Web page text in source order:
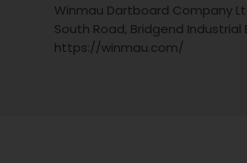
Winmau Dartboard Company
South Road, Bridgend Industrial
https://winmau.com/